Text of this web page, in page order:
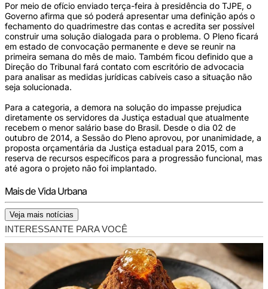
Por meio de ofício enviado terça-feira à presidência do TJPE, o
Governo afirma que só poderá apresentar uma definição após o
fechamento do quadrimestre das contas e acredita ser possível
construir uma solução dialogada para o problema. O Pleno ficará
em estado de convocação permanente e deve se reunir na
primeira semana do mês de maio. Também ficou definido que a
Direção do Tribunal fará contato com escritório de advocacia
para analisar as medidas jurídicas cabíveis caso a situação não
seja solucionada.
Para a categoria, a demora na solução do impasse prejudica
diretamente os servidores da Justiça estadual que atualmente
recebem o menor salário base do Brasil. Desde o dia 02 de
outubro de 2014, a Sessão do Pleno aprovou, por unanimidade, a
proposta orçamentária da Justiça estadual para 2015, com a
reserva de recursos específicos para a progressão funcional, mas
até agora o projeto não foi implantado.
Mais de Vida Urbana
Veja mais notícias